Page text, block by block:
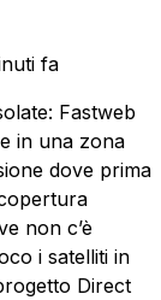
fa
Fastweb
in una zona
dove prima
non c’è
i satelliti in
Direct